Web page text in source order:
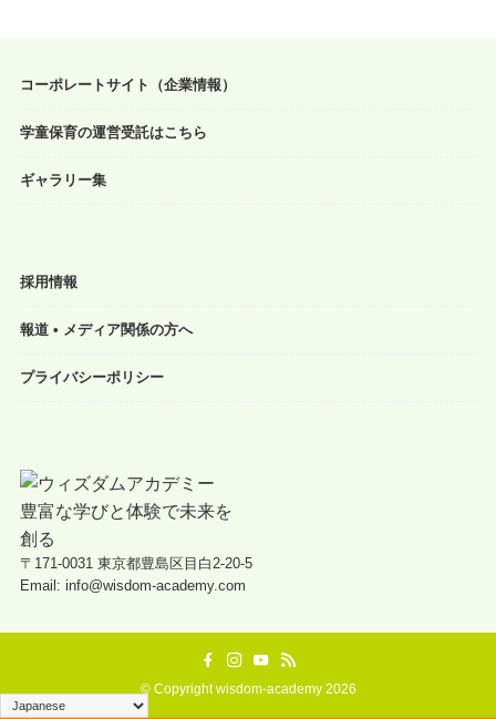
コーポレートサイト（企業情報）
学童保育の運営受託はこちら
ギャラリー集
採用情報
報道 • メディア関係の方へ
プライバシーポリシー
〒171-0031 東京都豊島区目白2-20-5
Email: info@wisdom-academy.com
©Copyright wisdom-academy 2026